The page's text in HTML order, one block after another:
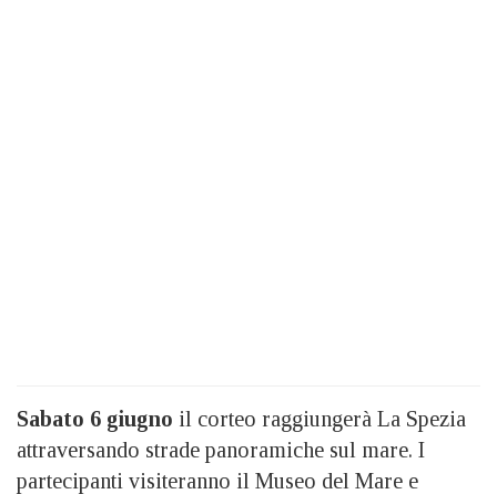
Sabato 6 giugno il corteo raggiungerà La Spezia
attraversando strade panoramiche sul mare. I
partecipanti visiteranno il Museo del Mare e